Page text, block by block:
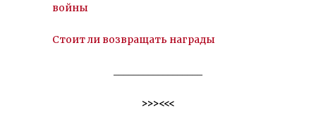
войны
Стоит ли возвращать награды
>>><<<